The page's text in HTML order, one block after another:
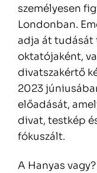
személyesen
Londonban.
adja át tudását
oktatójaként,
divatszakértő
2023
előadását,
divat, testkép
fókuszált.
A Hanyas